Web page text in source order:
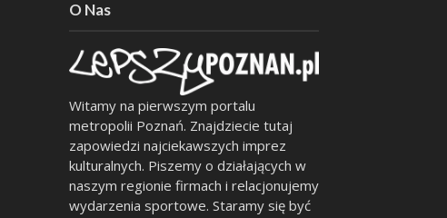
O Nas
Witamy na pierwszym portalu
metropolii Poznań. Znajdziecie tutaj
zapowiedzi najciekawszych imprez
kulturalnych. Piszemy o działających w
naszym regionie firmach i relacjonujemy
wydarzenia sportowe. Staramy się być